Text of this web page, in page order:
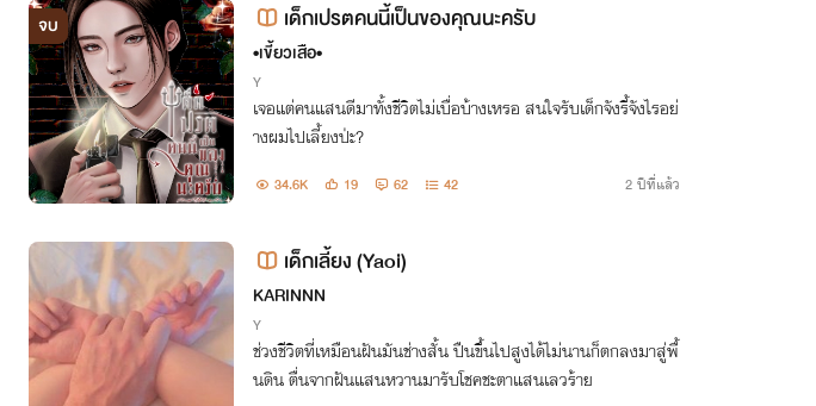
จบ เด็กเปรตคนนี้เป็นของคุณนะครับ
•เขี้ยวเสือ•
Y
เจอแต่คนแสนดีมาทั้งชีวิตไม่เบื่อบ้างเหรอ สนใจรับเด็กจังรี้จังไรอย่
างผมไปเลี้ยงป่ะ?
34.6K 19 62 42 2 ปีที่แล้ว
เด็กเลี้ยง (Yaoi)
KARINNN
Y
ช่วงชีวิตที่เหมือนฝันมันช่างสั้น ปืนขึ้นไปสูงได้ไม่นานก็ตกลงมาสู่พื้
นดิน ตื่นจากฝันแสนหวานมารับโชคชะตาแสนเลวร้าย